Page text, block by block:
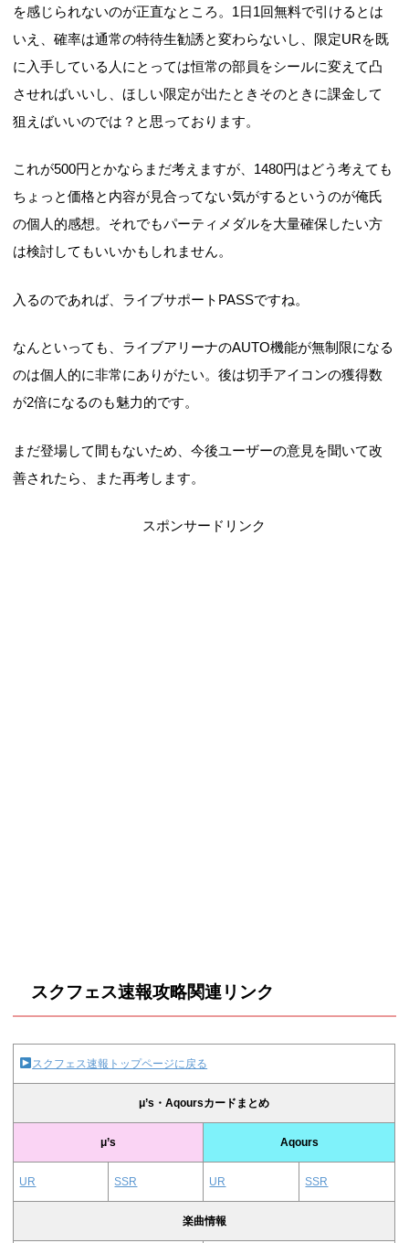
を感じられないのが正直なところ。1日1回無料で引けるとは
いえ、確率は通常の特待生勧誘と変わらないし、限定URを既
に入手している人にとっては恒常の部員をシールに変えて凸
させればいいし、ほしい限定が出たときそのときに課金して
狙えばいいのでは？と思っております。
これが500円とかならまだ考えますが、1480円はどう考えても
ちょっと価格と内容が見合ってない気がするというのが俺氏
の個人的感想。それでもパーティメダルを大量確保したい方
は検討してもいいかもしれません。
入るのであれば、ライブサポートPASSですね。
なんといっても、ライブアリーナのAUTO機能が無制限になる
のは個人的に非常にありがたい。後は切手アイコンの獲得数
が2倍になるのも魅力的です。
まだ登場して間もないため、今後ユーザーの意見を聞いて改
善されたら、また再考します。
スポンサードリンク
スクフェス速報攻略関連リンク
スクフェス速報トップページに戻る
μ’s・Aqoursカードまとめ
μ’s Aqours
UR SSR UR SSR
楽曲情報